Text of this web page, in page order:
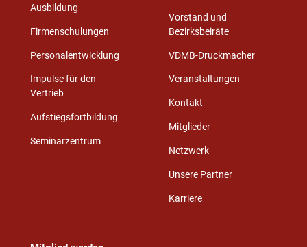
Ausbildung
Firmenschulungen
Personalentwicklung
Impulse für den
Vertrieb
Aufstiegsfortbildung
Seminarzentrum
Vorstand und
Bezirksbeiräte
VDMB-Druckmacher
Veranstaltungen
Kontakt
Mitglieder
Netzwerk
Unsere Partner
Karriere